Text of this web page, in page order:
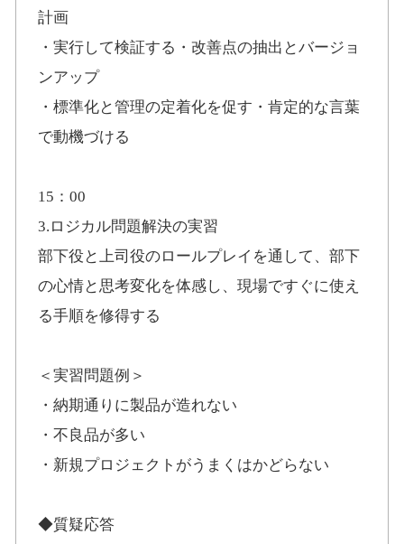
計画
・実行して検証する・改善点の抽出とバージョ
ンアップ
・標準化と管理の定着化を促す・肯定的な言葉
で動機づける
15：00
3.ロジカル問題解決の実習
部下役と上司役のロールプレイを通して、部下
の心情と思考変化を体感し、現場ですぐに使え
る手順を修得する
＜実習問題例＞
・納期通りに製品が造れない
・不良品が多い
・新規プロジェクトがうまくはかどらない
◆質疑応答